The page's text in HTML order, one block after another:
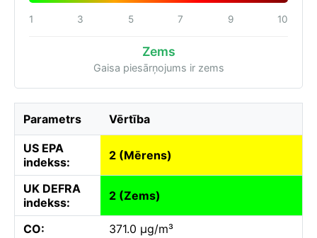
1 3 5 7 9 10
Zems
Gaisa piesārņojums ir zems
Parametrs Vērtība
US EPA
indekss:
2 (Mērens)
UK DEFRA
indekss:
2 (Zems)
CO:
371.0 µg/m³